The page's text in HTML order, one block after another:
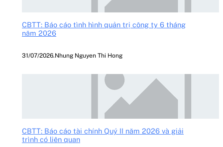
CBTT: Báo cáo tình hình quản trị công ty 6 tháng
năm 2026
31/07/2026.Nhung Nguyen Thi Hong
CBTT: Báo cáo tài chính Quý II năm 2026 và giải
trình có liên quan